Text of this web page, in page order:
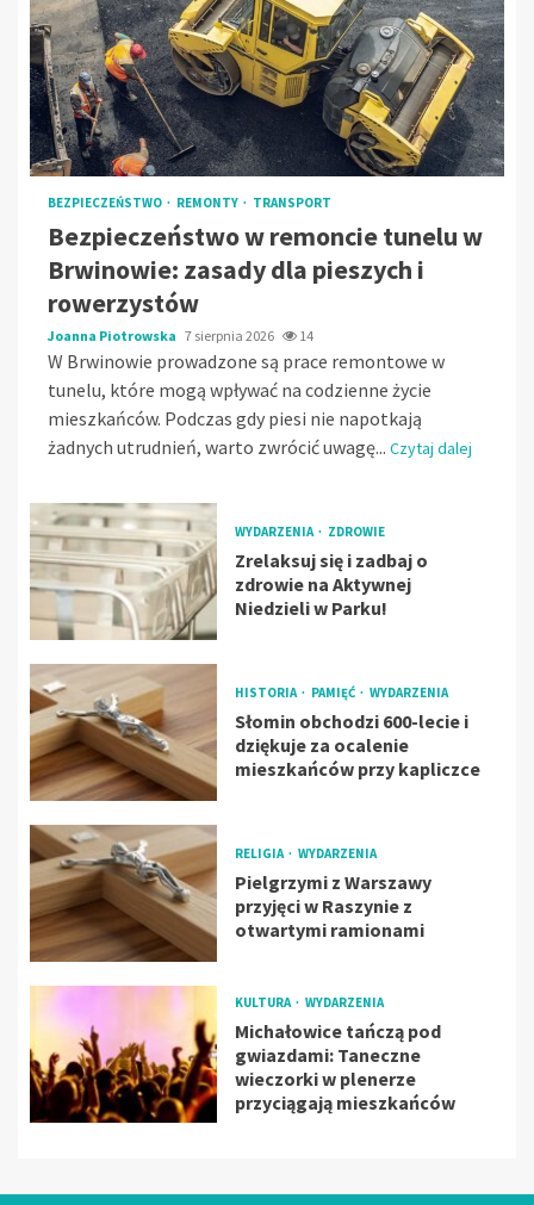
BEZPIECZEŃSTWO REMONTY TRANSPORT
Bezpieczeństwo w remoncie tunelu w
Brwinowie: zasady dla pieszych i
rowerzystów
Joanna Piotrowska 7 sierpnia 2026 14
W Brwinowie prowadzone są prace remontowe w
tunelu, które mogą wpływać na codzienne życie
mieszkańców. Podczas gdy piesi nie napotkają
żadnych utrudnień, warto zwrócić uwagę... Czytaj dalej
WYDARZENIA ZDROWIE
Zrelaksuj się i zadbaj o
zdrowie na Aktywnej
Niedzieli w Parku!
HISTORIA PAMIĘĆ WYDARZENIA
Słomin obchodzi 600-lecie i
dziękuje za ocalenie
mieszkańców przy kapliczce
RELIGIA WYDARZENIA
Pielgrzymi z Warszawy
przyjęci w Raszynie z
otwartymi ramionami
KULTURA WYDARZENIA
Michałowice tańczą pod
gwiazdami: Taneczne
wieczorki w plenerze
przyciągają mieszkańców